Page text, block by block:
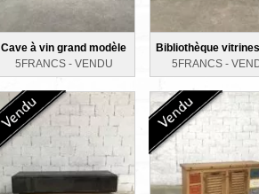
Cave à vin grand modèle
5FRANCS - VENDU
Bibliothèque
5FRANCS -